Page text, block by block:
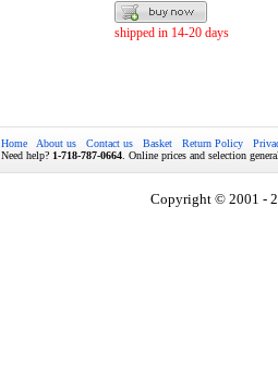
shipped in 14-20 days
Home About us Contact us Basket Return Policy
Need help? 1-718-787-0664 . Online prices and selection
Copyright © 2001 -